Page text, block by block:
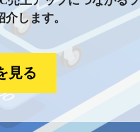
します。
見る